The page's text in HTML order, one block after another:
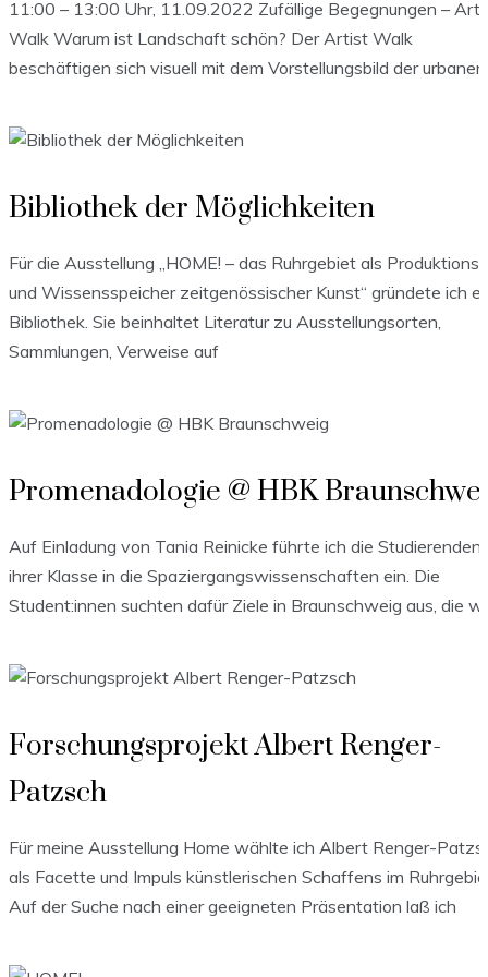
11:00 – 13:00 Uhr, 11.09.2022 Zufällige Begegnungen –
Walk Warum ist Landschaft schön? Der Artist Walk
beschäftigen sich visuell mit dem Vorstellungsbild der urbanen
Bibliothek der Möglichkeiten
Für die Ausstellung „HOME! – das Ruhrgebiet als
und Wissensspeicher zeitgenössischer Kunst“ gründete ich
Bibliothek. Sie beinhaltet Literatur zu Ausstellungsorten,
Sammlungen, Verweise auf
Promenadologie @ HBK
Auf Einladung von Tania Reinicke führte ich die Studierenden
ihrer Klasse in die Spaziergangswissenschaften ein. Die
Student:innen suchten dafür Ziele in Braunschweig aus, die
Forschungsprojekt Albert Renger-
Patzsch
Für meine Ausstellung Home wählte ich Albert Renger-
als Facette und Impuls künstlerischen Schaffens im
Auf der Suche nach einer geeigneten Präsentation laß ich